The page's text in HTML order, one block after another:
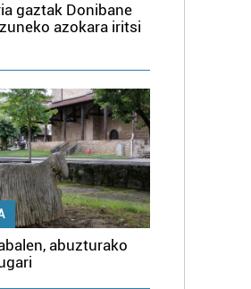
gaztak Donibane
azokara iritsi
abuzturako